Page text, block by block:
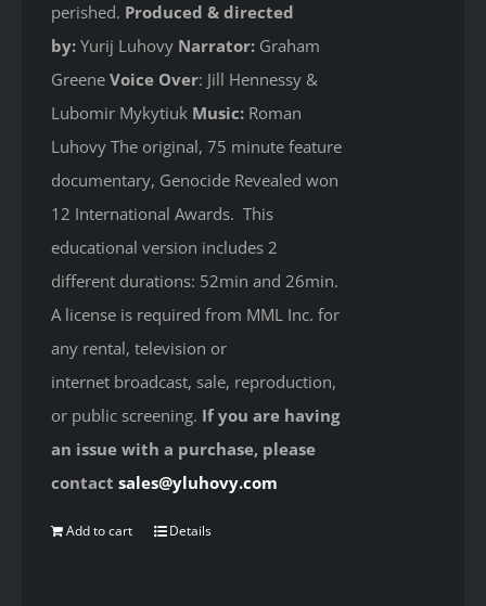
perished. Produced & directed
by: Yurij Luhovy Narrator: Graham
GreeneVoice Over: Jill Hennessy &
Lubomir Mykytiuk Music: Roman
Luhovy The original, 75 minute feature
documentary, Genocide Revealed won
12 International Awards. This
educational version includes 2
different durations: 52min and 26min.
A license is required from MML Inc. for
any rental, television or
internet broadcast, sale, reproduction,
or public screening. If you are having
an issue with a purchase, please
contactsales@yluhovy.com
Add to cart Details